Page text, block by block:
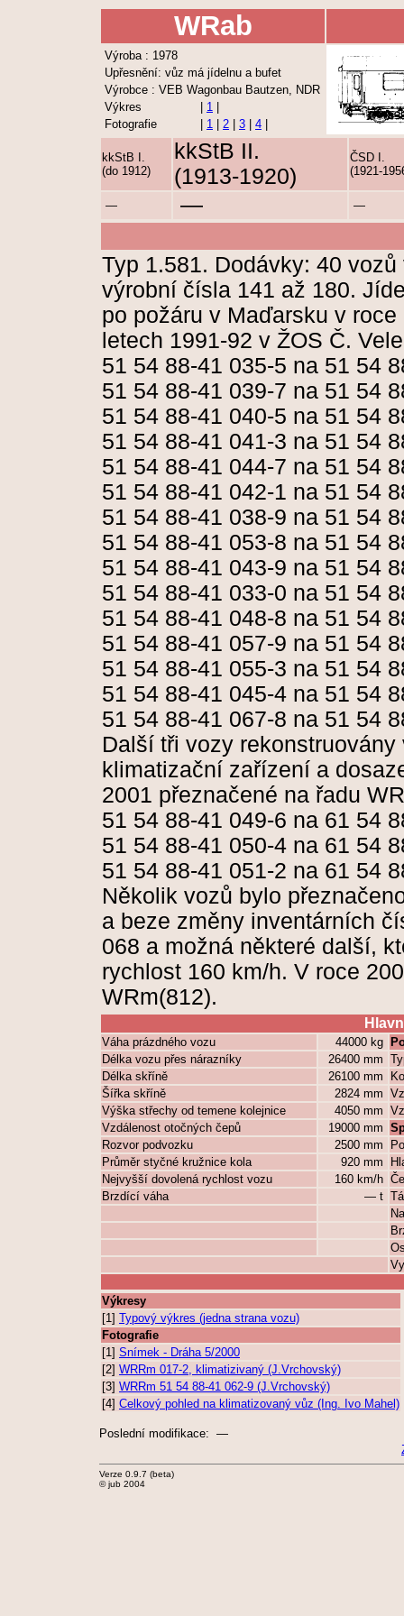
WRab
Výroba : 1978
Upřesnění: vůz má jídelnu a bufet
Výrobce : VEB Wagonbau Bautzen, NDR
Výkres
1
Fotografie
1 2 3 4
kkStB I.
(do 1912)
kkStB II.
(1913-1920)
ČSD I.
(1921-
— — —
Typ 1.581. Dodávky: 40
výrobní čísla 141 až 180.
po požáru v Maďarsku v
letech 1991-92 v ŽOS Č.
51 54 88-41 035-5 na 51 54
51 54 88-41 039-7 na 51 54
51 54 88-41 040-5 na 51 54
51 54 88-41 041-3 na 51 54
51 54 88-41 044-7 na 51 54
51 54 88-41 042-1 na 51 54
51 54 88-41 038-9 na 51 54
51 54 88-41 053-8 na 51 54
51 54 88-41 043-9 na 51 54
51 54 88-41 033-0 na 51 54
51 54 88-41 048-8 na 51 54
51 54 88-41 057-9 na 51 54
51 54 88-41 055-3 na 51 54
51 54 88-41 045-4 na 51 54
51 54 88-41 067-8 na 51 54
Další tři vozy
klimatizační zařízení a
2001 přeznačené na řadu
51 54 88-41 049-6 na 61 54
51 54 88-41 050-4 na 61 54
51 54 88-41 051-2 na 61 54
Několik vozů bylo
a beze změny inventárních
068 a možná některé další,
rychlost 160 km/h. V roce
WRm(812).
Váha prázdného vozu 44000 kg
Délka vozu přes nárazníky
26400 mm
Délka skříně
26100 mm
Šířka skříně
2824 mm
Výška střechy od temene kolejnice
4050 mm
Vzdálenost otočných čepů
19000 mm
Rozvor podvozku
2500 mm
Průměr styčné kružnice kola
920 mm
Nejvyšší dovolená rychlost vozu
160 km/h
Brzdící váha
— t
Výkresy
[1] Typový výkres (jedna strana vozu)
Fotografie
[1] Snímek - Dráha 5/2000
[2] WRRm 017-2, klimatizivaný (J.Vrchovský)
[3] WRRm 51 54 88-41 062-9 (J.Vrchovský)
[4] Celkový pohled na klimatizovaný vůz (Ing. Ivo Mahel)
Poslední modifikace: —
Verze 0.9.7 (beta)
© jub 2004